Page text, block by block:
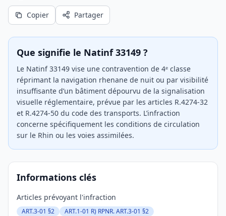
Copier Partager
Que signifie le Natinf 33149 ?
Le Natinf 33149 vise une contravention de 4ᵉ classe
réprimant la navigation rhenane de nuit ou par visibilité
insuffisante d’un bâtiment dépourvu de la signalisation
visuelle réglementaire, prévue par les articles R.4274-32
et R.4274-50 du code des transports. L’infraction
concerne spécifiquement les conditions de circulation
sur le Rhin ou les voies assimilées.
Informations clés
Articles prévoyant l'infraction
ART.3-01 §2
ART.1-01 R) RPNR. ART.3-01 §2